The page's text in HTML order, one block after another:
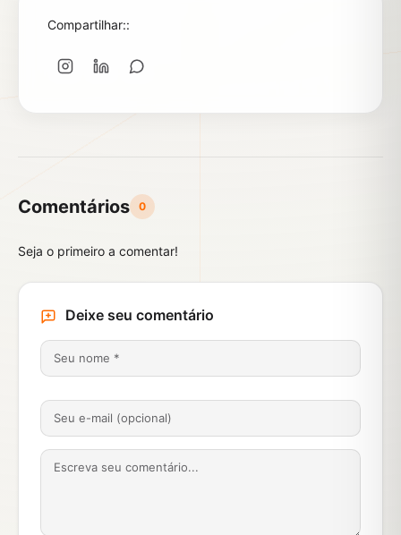
Compartilhar::
Comentários 0
Seja o primeiro a comentar!
Deixe seu comentário